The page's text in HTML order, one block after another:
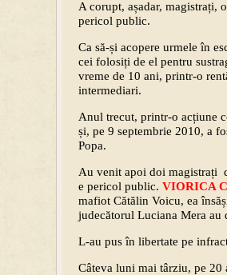
A corupt, așadar, magistrați,
pericol public.
Ca să-și acopere urmele în
cei folosiți de el pentru
vreme de 10 ani, printr-o
intermediari.
Anul trecut, printr-o acțiune
și, pe 9 septembrie 2010, a
Popa.
Au venit apoi doi magistrați
e pericol public. VIORICA
mafiot Cătălin Voicu, ea
judecătorul Luciana Mera
L-au pus în libertate pe
Câteva luni mai târziu, pe